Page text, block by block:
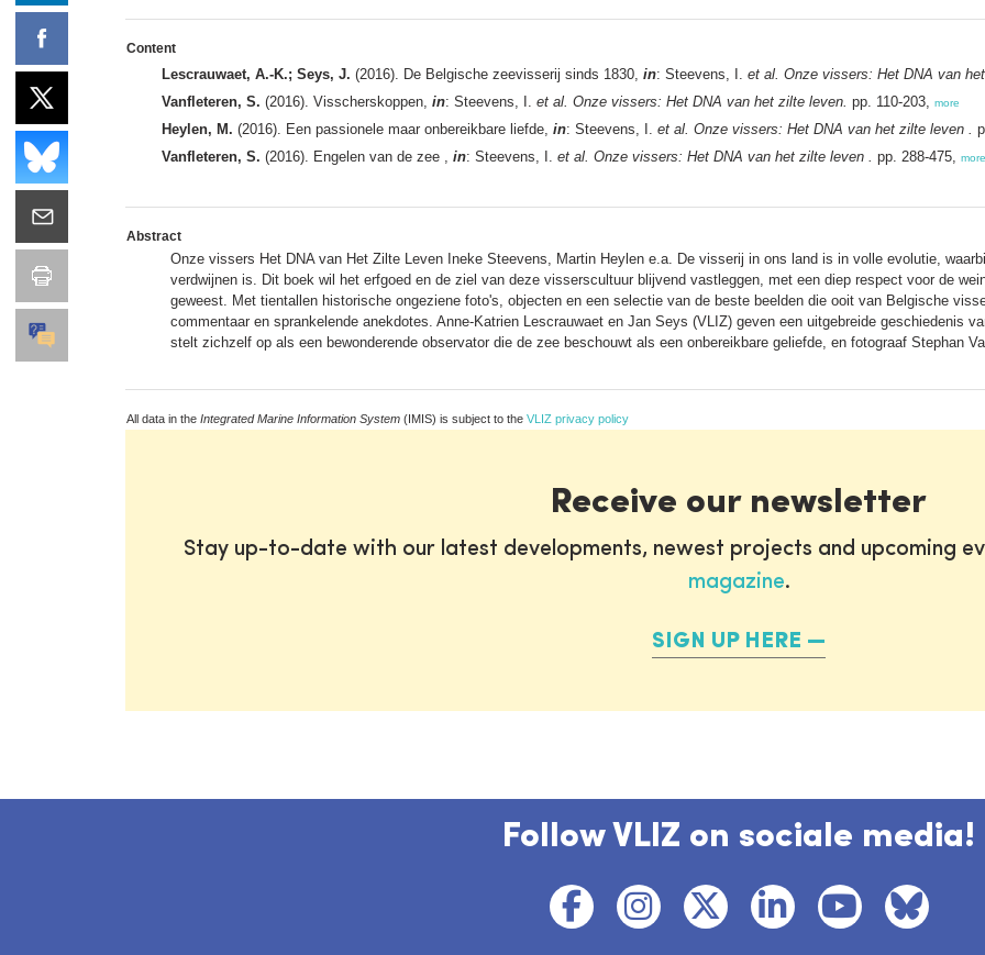
Content
Lescrauwaet, A.-K.; Seys, J. (2016). De Belgische zeevisserij sinds 1830, in: Steevens, I. et al. Onze vissers: Het DNA van
Vanfleteren, S. (2016). Visscherskoppen, in: Steevens, I. et al. Onze vissers: Het DNA van het zilte leven. pp. 110-203, more
Heylen, M. (2016). Een passionele maar onbereikbare liefde, in: Steevens, I. et al. Onze vissers: Het DNA van het zilte leven .
Vanfleteren, S. (2016). Engelen van de zee , in: Steevens, I. et al. Onze vissers: Het DNA van het zilte leven . pp. 288-475, more
Abstract
Onze vissers Het DNA van Het Zilte Leven Ineke Steevens, Martin Heylen e.a. De visserij in ons land is in volle evolutie,
verdwijnen is. Dit boek wil het erfgoed en de ziel van deze visserscultuur blijvend vastleggen, met een diep respect voor de
geweest. Met tientallen historische ongeziene foto's, objecten en een selectie van de beste beelden die ooit van Belgische
commentaar en sprankelende anekdotes. Anne-Katrien Lescrauwaet en Jan Seys (VLIZ) geven een uitgebreide geschiedenis
stelt zichzelf op als een bewonderende observator die de zee beschouwt als een onbereikbare geliefde, en fotograaf Stephan
All data in the Integrated Marine Information System (IMIS) is subject to the VLIZ privacy policy
Receive our newsletter
Stay up-to-date with our latest developments, newest projects and upcoming
magazine.
SIGN UP HERE
Follow VLIZ on sociale media!